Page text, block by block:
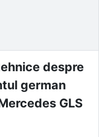
despre
german
GLS